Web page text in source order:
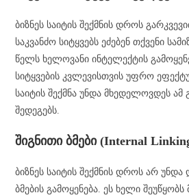
ბიზნეს საიტის შექმნის დროს
საკვანძო სიტყვებს ეძებენ თქვენი
წელს ხელოვანი ინტელექტის
სიტყვების კვლევისთვის უფრო
საიტის შექმნა უნდა მხედელოვდეს ამ
შედეგებს.
შიგნითი ბმები (Internal
ბიზნეს საიტის შექმნის დროს არ უნდა
ბმების გამოყენება. ეს ხელი